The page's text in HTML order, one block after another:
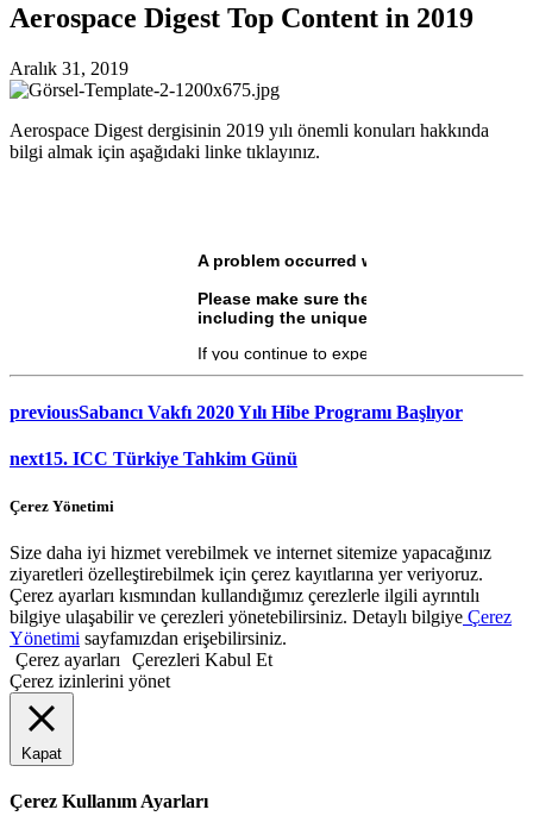
Aerospace Digest Top Content in 2019
Aralık 31, 2019
Aerospace Digest dergisinin 2019 yılı önemli konuları hakkında
bilgi almak için aşağıdaki linke tıklayınız.
previousSabancı Vakfı 2020 Yılı Hibe Programı Başlıyor
next15. ICC Türkiye Tahkim Günü
Çerez Yönetimi
Size daha iyi hizmet verebilmek ve internet sitemize yapacağınız
ziyaretleri özelleştirebilmek için çerez kayıtlarına yer veriyoruz.
Çerez ayarları kısmından kullandığımız çerezlerle ilgili ayrıntılı
bilgiye ulaşabilir ve çerezleri yönetebilirsiniz. Detaylı bilgiye Çerez
Yönetimi sayfamızdan erişebilirsiniz.
Çerez ayarları
Çerezleri Kabul Et
Çerez izinlerini yönet
Kapat
Çerez Kullanım Ayarları